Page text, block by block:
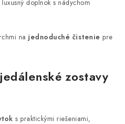
luxusný doplnok s nádychom
na jednoduché čistenie pre
zostavy
s praktickými riešeniami,